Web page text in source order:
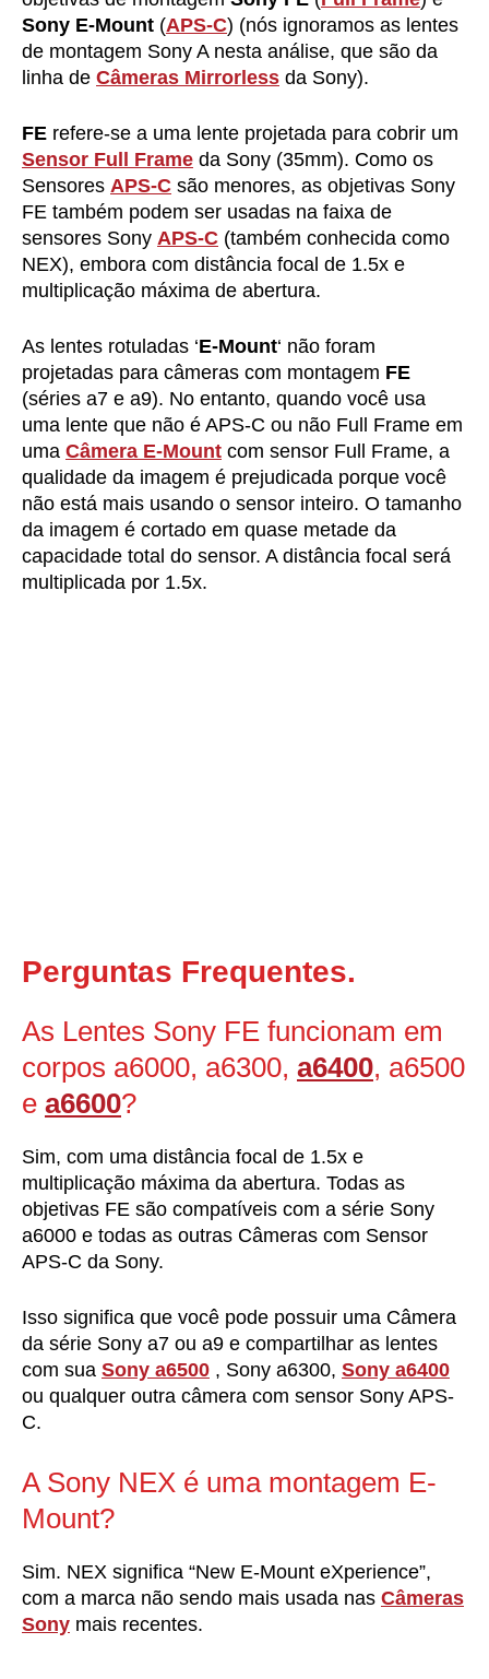
Sony E-Mount (APS-C) (nós ignoramos as lentes
de montagem Sony A nesta análise, que são da
linha de Câmeras Mirrorless da Sony).
FE refere-se a uma lente projetada para cobrir um
Sensor Full Frame da Sony (35mm). Como os
Sensores APS-C são menores, as objetivas Sony
FE também podem ser usadas na faixa de
sensores Sony APS-C (também conhecida como
NEX), embora com distância focal de 1.5x e
multiplicação máxima de abertura.
As lentes rotuladas ‘E-Mount‘ não foram
projetadas para câmeras com montagem FE
(séries a7 e a9). No entanto, quando você usa
uma lente que não é APS-C ou não Full Frame em
uma Câmera E-Mount com sensor Full Frame, a
qualidade da imagem é prejudicada porque você
não está mais usando o sensor inteiro. O tamanho
da imagem é cortado em quase metade da
capacidade total do sensor. A distância focal será
multiplicada por 1.5x.
Perguntas Frequentes.
As Lentes Sony FE funcionam em
corpos a6000, a6300, a6400, a6500
e a6600?
Sim, com uma distância focal de 1.5x e
multiplicação máxima da abertura. Todas as
objetivas FE são compatíveis com a série Sony
a6000 e todas as outras Câmeras com Sensor
APS-C da Sony.
Isso significa que você pode possuir uma Câmera
da série Sony a7 ou a9 e compartilhar as lentes
com sua Sony a6500 , Sony a6300, Sony a6400
ou qualquer outra câmera com sensor Sony APS-
C.
A Sony NEX é uma montagem E-
Mount?
Sim. NEX significa “New E-Mount eXperience”,
com a marca não sendo mais usada nas Câmeras
Sony mais recentes.